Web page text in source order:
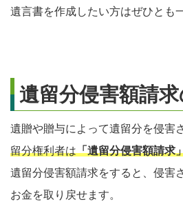
遺言書を作成したい方はぜひとも
遺留分侵害額請
遺贈や贈与によって遺留分を侵害
留分権利者は「遺留分侵害額請求
遺留分侵害額請求をすると、侵害
お金を取り戻せます。